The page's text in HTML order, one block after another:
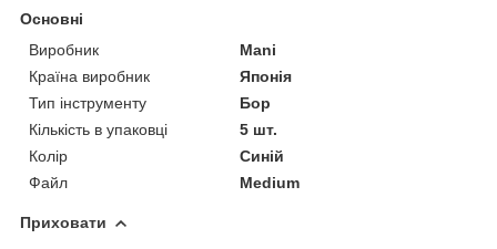
Основні
Виробник
Mani
Країна виробник
Японія
Тип інструменту
Бор
Кількість в упаковці
5 шт.
Колір
Синій
Файл
Medium
Приховати